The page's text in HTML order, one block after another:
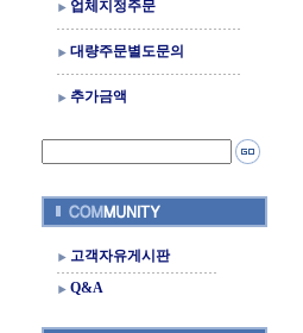
업체지정주문
대량주문별도문의
추가금액
고객자유게시판
Q&A